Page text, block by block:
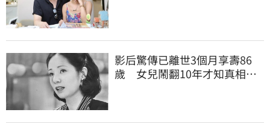
影后驚傳已離世3個月享壽86
歲 女兒鬧翻10年才知真相